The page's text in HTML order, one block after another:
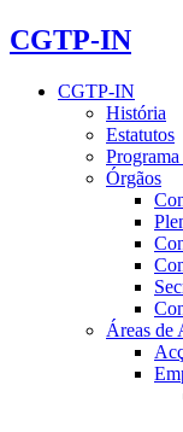
CGTP-IN
CGTP-IN
História
Estatutos
Órgãos
Áreas de